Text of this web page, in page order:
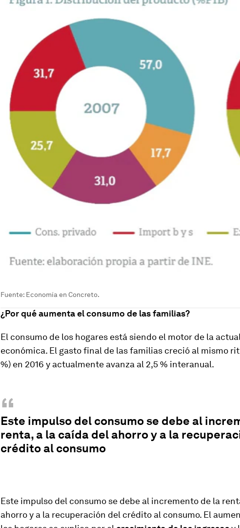
Fuente: Economía en Concreto.
¿Por qué aumenta el consumo de las familias?
El consumo de los hogares está siendo el motor de la
económica. El gasto final de las familias creció al mismo
%) en 2016 y actualmente avanza al 2,5 % interanual.
“
Este impulso del consumo se debe al
renta, a la caída del ahorro y a la
crédito al consumo
Este impulso del consumo se debe al incremento de la
ahorro y a la recuperación del crédito al consumo. El